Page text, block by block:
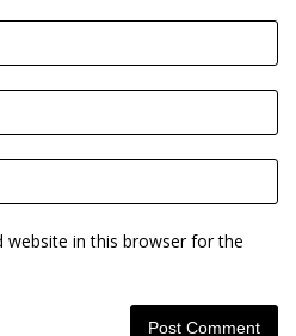
website in this browser for the